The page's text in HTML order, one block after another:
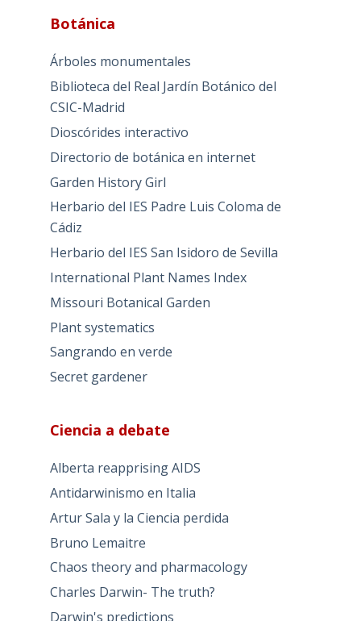
Botánica
Árboles monumentales
Biblioteca del Real Jardín Botánico del
CSIC-Madrid
Dioscórides interactivo
Directorio de botánica en internet
Garden History Girl
Herbario del IES Padre Luis Coloma de
Cádiz
Herbario del IES San Isidoro de Sevilla
International Plant Names Index
Missouri Botanical Garden
Plant systematics
Sangrando en verde
Secret gardener
Ciencia a debate
Alberta reapprising AIDS
Antidarwinismo en Italia
Artur Sala y la Ciencia perdida
Bruno Lemaitre
Chaos theory and pharmacology
Charles Darwin- The truth?
Darwin's predictions